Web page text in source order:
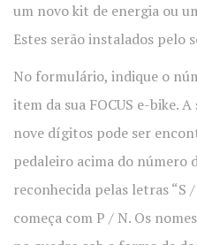
um novo kit de energia ou
Estes serão instalados pelo
No formulário, indique o
item da sua FOCUS e-bike.
nove dígitos pode ser
pedaleiro acima do número
reconhecida pelas letras “S
começa com P / N. Os